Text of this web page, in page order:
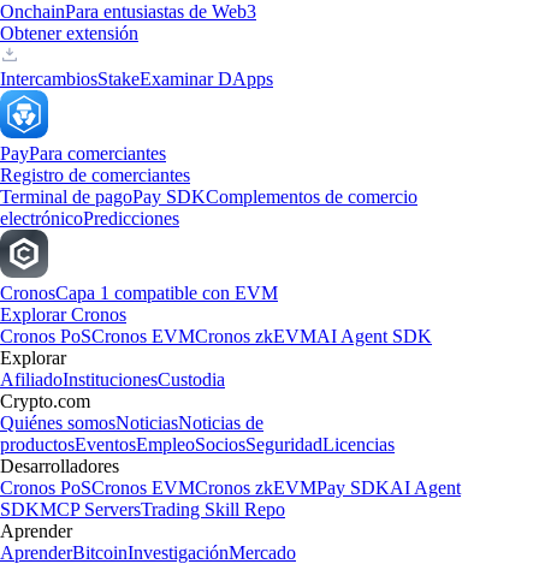
OnchainPara entusiastas de Web3
Obtener extensión
IntercambiosStakeExaminar DApps
PayPara comerciantes
Registro de comerciantes
Terminal de pagoPay SDKComplementos de comercio
electrónicoPredicciones
CronosCapa 1 compatible con EVM
Explorar Cronos
Cronos PoSCronos EVMCronos zkEVMAI Agent SDK
Explorar
AfiliadoInstitucionesCustodia
Crypto.com
Quiénes somosNoticiasNoticias de
productosEventosEmpleoSociosSeguridadLicencias
Desarrolladores
Cronos PoSCronos EVMCronos zkEVMPay SDKAI Agent
SDKMCP ServersTrading Skill Repo
Aprender
AprenderBitcoinInvestigaciónMercado